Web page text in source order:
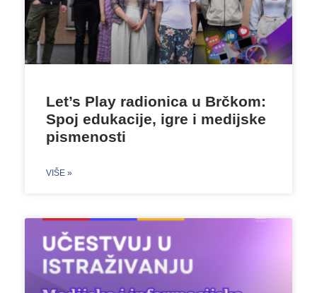
Let’s Play radionica u Brčkom:
Spoj edukacije, igre i medijske
pismenosti
VIŠE »